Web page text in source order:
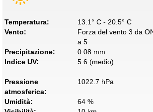
Temperatura:
13.1° C - 20.5° C
Vento:
Forza del vento 3 da
a 5
Precipitazione:
0.08 mm
Indice UV:
5.6 (medio)
Pressione
atmosferica:
1022.7 hPa
Umidità:
64 %